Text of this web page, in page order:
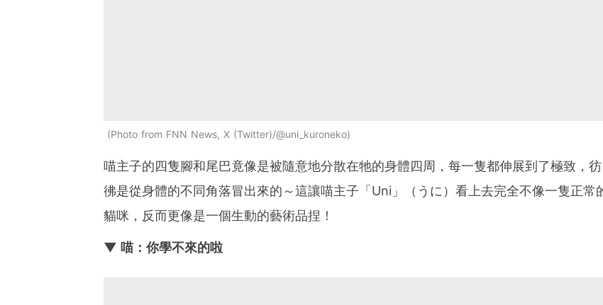
Photo from FNN News, X (Twitter)/@uni_kuroneko
喵主子的四隻腳和尾巴竟像是被隨意地分散在牠的身體四周，每一隻都伸展到了極致，彷
彿是從身體的不同角落冒出來的～這讓喵主子「Uni」（うに）看上去完全不像一隻正常
貓咪，反而更像是一個生動的藝術品捏！
▼ 喵：你學不來的啦